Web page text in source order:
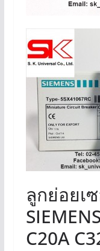
ลูกย่อยเ
C20A